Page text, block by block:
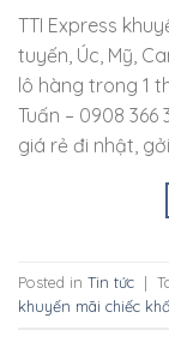
TTI Express
tuyến, Úc, Mỹ,
lô hàng trong 1
Tuấn – 0908
giá rẻ đi nhật,
Posted in Tin tức |
khuyến mãi chiếc